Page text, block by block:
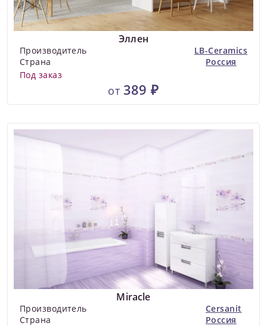
Эллен
Производитель
LB-Ceramics
Страна
Россия
Под заказ
от 389 ₽
Miracle
Производитель
Cersanit
Страна
Россия